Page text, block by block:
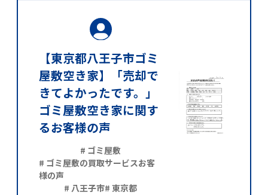
【東京都八王子市ゴミ
屋敷空き家】「売却で
きてよかったです。」
ゴミ屋敷空き家に関す
るお客様の声
# ゴミ屋敷
# ゴミ屋敷の買取サービスお客
様の声
# 八王子市# 東京都